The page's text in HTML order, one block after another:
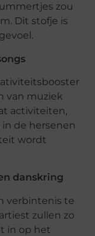
zou
Dit stofje is
van muziek
activiteiten,
de hersenen
wordt
danskring
verbintenis te
zullen zo
in op het